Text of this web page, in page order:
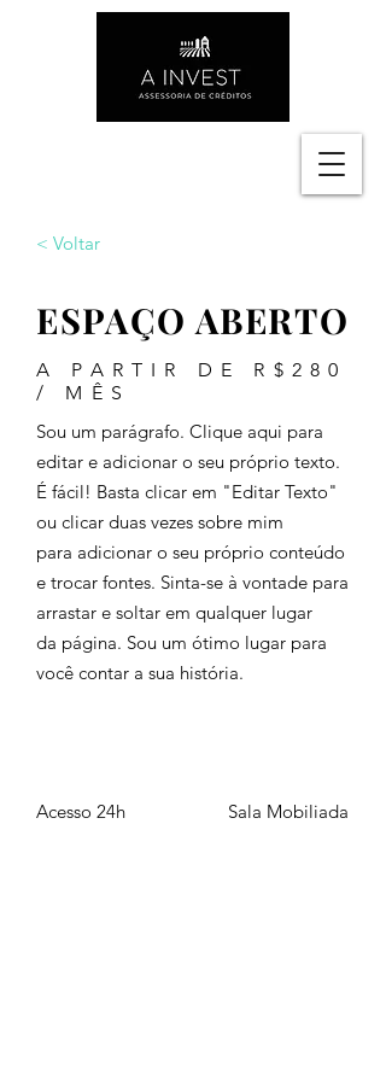
< Voltar
ESPAÇO ABERTO
A PARTIR DE R$280
/ MÊS
Sou um parágrafo. Clique aqui para
editar e adicionar o seu próprio texto.
É fácil! Basta clicar em "Editar Texto"
ou clicar duas vezes sobre mim
para adicionar o seu próprio conteúdo
e trocar fontes. Sinta-se à vontade para
arrastar e soltar em qualquer lugar
da página. Sou um ótimo lugar para
você contar a sua história.
Acesso 24h Sala Mobiliada